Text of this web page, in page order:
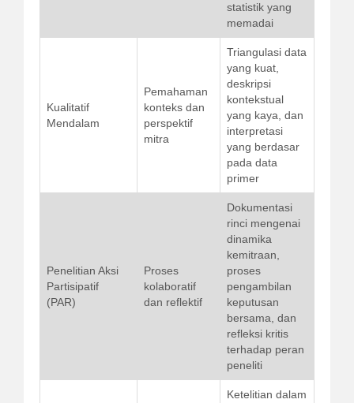
statistik yang
memadai
Kualitatif
Mendalam
Pemahaman
konteks dan
perspektif
mitra
Triangulasi data
yang kuat,
deskripsi
kontekstual
yang kaya, dan
interpretasi
yang berdasar
pada data
primer
Penelitian Aksi
Partisipatif
(PAR)
Proses
kolaboratif
dan reflektif
Dokumentasi
rinci mengenai
dinamika
kemitraan,
proses
pengambilan
keputusan
bersama, dan
refleksi kritis
terhadap peran
peneliti
Ketelitian dalam